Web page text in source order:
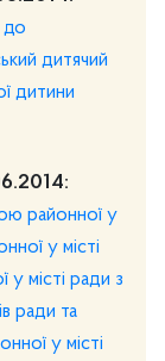
до
дитячий
дитини
районної у
у місті
у місті ради з
ради та
у місті